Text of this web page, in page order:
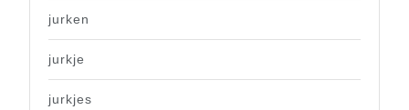
jurken
jurkje
jurkjes